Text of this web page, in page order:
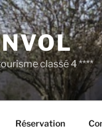
classé 4 ****
Réservation